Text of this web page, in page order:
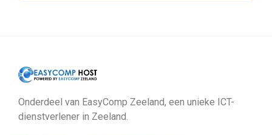
Onderdeel van EasyComp Zeeland, een unieke ICT-
dienstverlener in Zeeland.